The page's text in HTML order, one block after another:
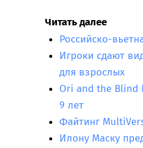
Читать далее
Российско-
Игроки сдают
для взрослых
Ori and the Blind
9 лет
Файтинг
Илону Маску